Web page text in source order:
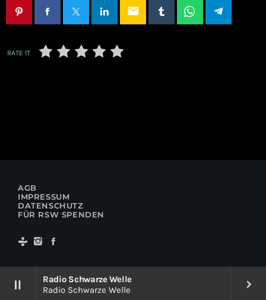
pause
Radio Schwarze Welle
Radio Schwarze Welle
keyboard_arrow_right
email
RATE IT
AGB
IMPRESSUM
DATENSCHUTZ
FÜR RSW SPENDEN